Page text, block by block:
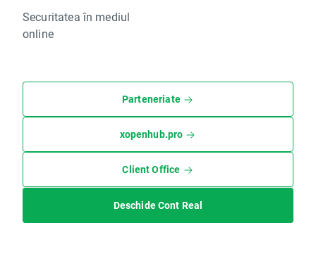
Securitatea în mediul
online
Parteneriate
xopenhub.pro
Client Office
Deschide Cont Real